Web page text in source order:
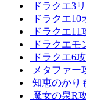
ドラクエ3
ドラクエ10
ドラクエ11
ドラクエモ
ドラクエ6
メタファー
知恵のかり
魔女の泉R